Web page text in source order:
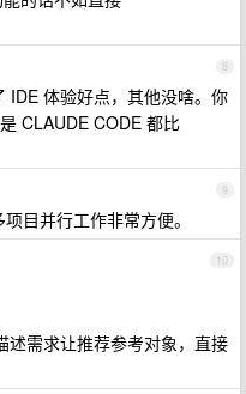
8
IDE 体验好点，其他没啥。你
CLAUDE CODE 都比
9
目并行工作非常方便。
10
述需求让推荐参考对象，直接